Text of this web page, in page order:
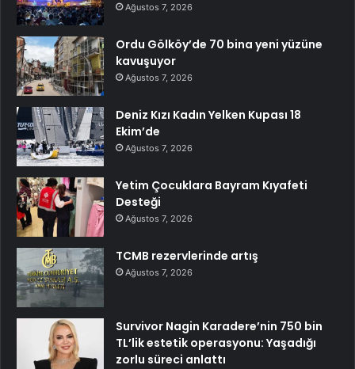
Ağustos 7, 2026
Ordu Gölköy’de 70 bina yeni yüzüne
kavuşuyor
Ağustos 7, 2026
Deniz Kızı Kadın Yelken Kupası 18
Ekim’de
Ağustos 7, 2026
Yetim Çocuklara Bayram Kıyafeti
Desteği
Ağustos 7, 2026
TCMB rezervlerinde artış
Ağustos 7, 2026
Survivor Nagin Karadere’nin 750 bin
TL’lik estetik operasyonu: Yaşadığı
zorlu süreci anlattı